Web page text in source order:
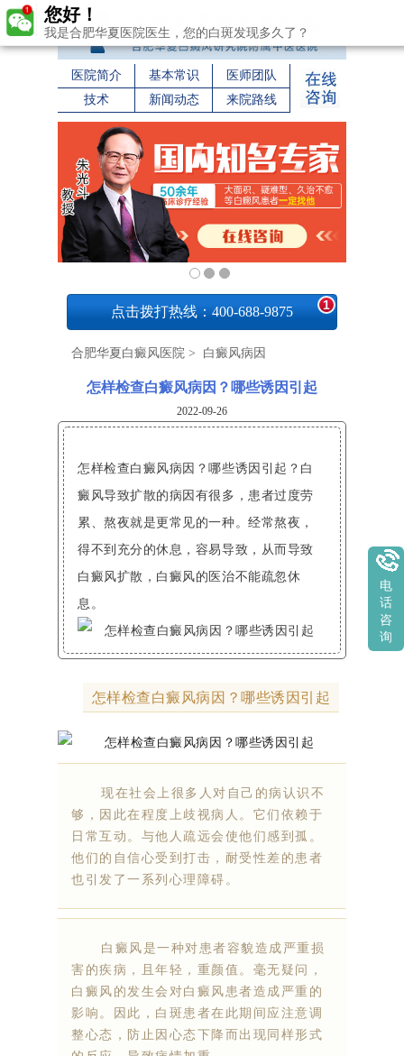
医院简介 基本常识
医师团队
技术
新闻动态 来院路线
点击拨打热线：400-688-9875 1
合肥华夏白癜风医院 > 白癜风病因
怎样检查白癜风病因？哪些诱因引起
2022-09-26
怎样检查白癜风病因？哪些诱因引起？白
癜风导致扩散的病因有很多，患者过度劳
累、熬夜就是更常见的一种。经常熬夜，
得不到充分的休息，容易导致，从而导致
白癜风扩散，白癜风的医治不能疏忽休
息。
怎样检查白癜风病因？哪些诱因引起
现在社会上很多人对自己的病认识不
够，因此在程度上歧视病人。它们依赖于
日常互动。与他人疏远会使他们感到孤。
他们的自信心受到打击，耐受性差的患者
也引发了一系列心理障碍。
白癜风是一种对患者容貌造成严重损
害的疾病，且年轻，重颜值。毫无疑问，
白癜风的发生会对白癜风患者造成严重的
影响。因此，白斑患者在此期间应注意调
整心态，防止因心态下降而出现同样形式
您好！
我是合肥华夏医院医生，您的白斑发现多久了？
电
话
咨
询